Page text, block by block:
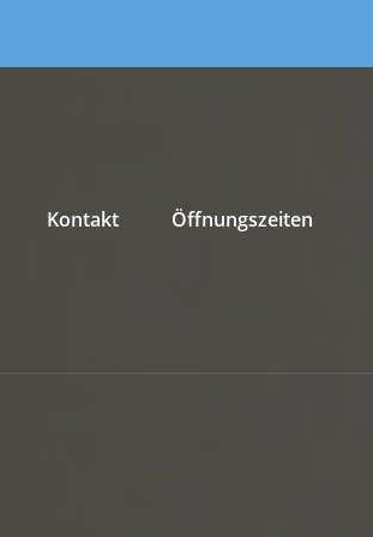
Kontakt Öffnungszeiten